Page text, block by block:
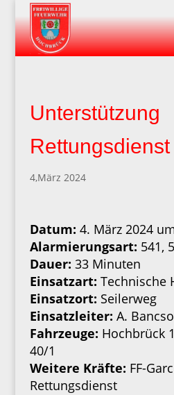
Unterstützung
Rettungsdienst
4,März 2024
Datum: 4. März 2024
Alarmierungsart: 541,
Dauer: 33 Minuten
Einsatzart: Technische
Einsatzort: Seilerweg
Einsatzleiter: A.
Fahrzeuge: Hochbrück
40/1
Weitere Kräfte: FF-
Rettungsdienst